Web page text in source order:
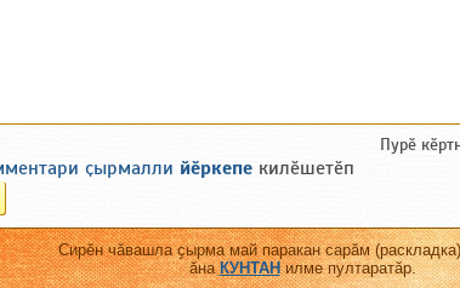
Пурӗ
ҫырмалли йӗркепе килӗшетӗп
Сирӗн чӑвашла ҫырма май паракан сарӑм
ӑнаКУНТАНилме пултаратӑр.